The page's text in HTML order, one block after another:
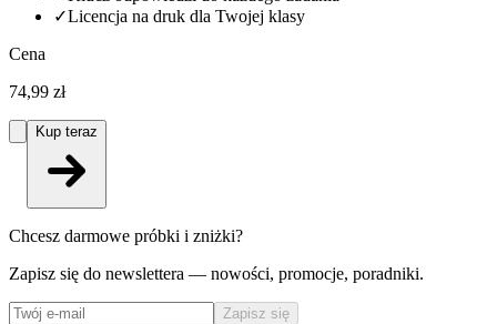
✓Licencja na druk dla Twojej klasy
Cena
74,99 zł
Kup teraz
Chcesz darmowe próbki i zniżki?
Zapisz się do newslettera — nowości, promocje, poradniki.
Zapisz się